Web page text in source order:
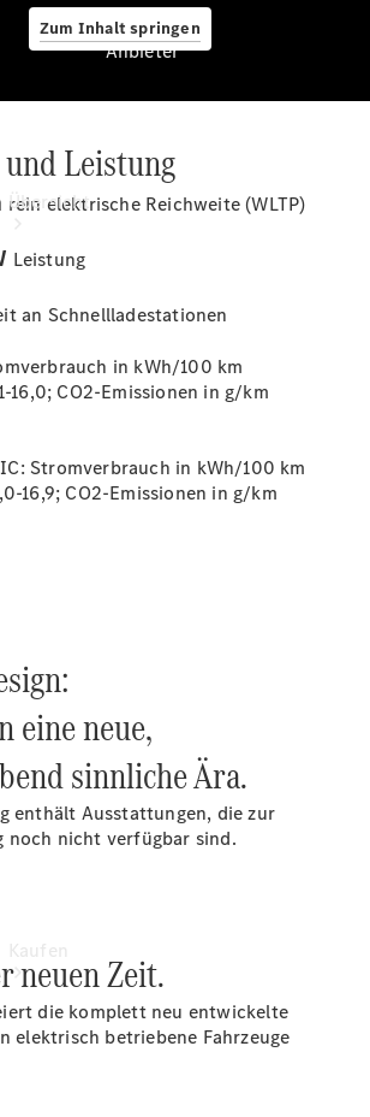
Zum Inhalt springen
Anbieter
Übersicht
Startseite
Beratung
vereinbaren
Tel: +49
7171 357 0
Anbieter
Leistung
rein elektrische Reichweite(WLTP)
Leistung
an Schnellladestationen
in kWh/100 km
16,0; CO2-Emissionen in g/km
Stromverbrauch in kWh/100 km
16,9; CO2-Emissionen in g/km
eine neue,
sinnliche Ära.
enthält Ausstattungen, die zur
noch nicht verfügbar sind.
neuen Zeit.
die komplett neu entwickelte
elektrisch betriebene Fahrzeuge